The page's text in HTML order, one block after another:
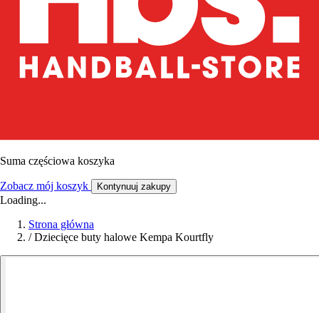
Suma częściowa koszyka
Zobacz mój koszyk Kontynuuj zakupy
Loading...
Strona główna
/ Dziecięce buty halowe Kempa Kourtfly